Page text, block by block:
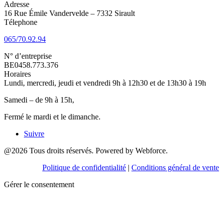
Adresse
16 Rue Émile Vandervelde – 7332 Sirault
Télephone
065/70.92.94
N° d’entreprise
BE0458.773.376
Horaires
Lundi, mercredi, jeudi et vendredi 9h à 12h30 et de 13h30 à 19h
Samedi – de 9h à 15h,
Fermé le mardi et le dimanche.
Suivre
@2026 Tous droits réservés. Powered by Webforce.
Politique de confidentialité | Conditions général de vente
Gérer le consentement